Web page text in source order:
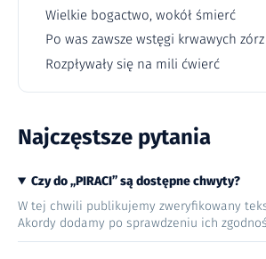
Wielkie bogactwo, wokół śmierć
Po was zawsze wstęgi krwawych zórz
Rozpływały się na mili ćwierć
Najczęstsze pytania
Czy do „PIRACI” są dostępne chwyty?
W tej chwili publikujemy zweryfikowany
Akordy dodamy po sprawdzeniu ich